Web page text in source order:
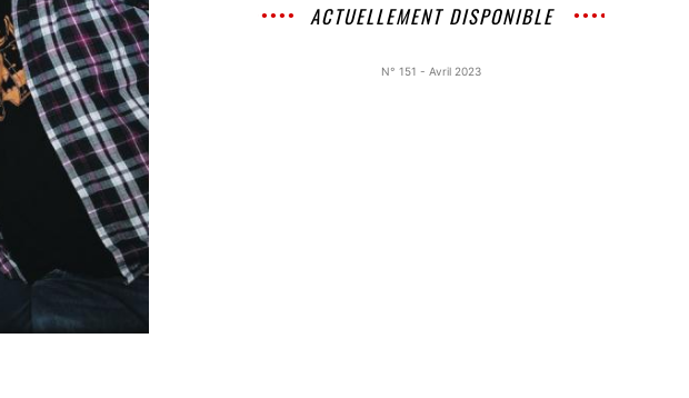
ACTUELLEMENT DISPONIBLE
N° 151 - Avril 2023